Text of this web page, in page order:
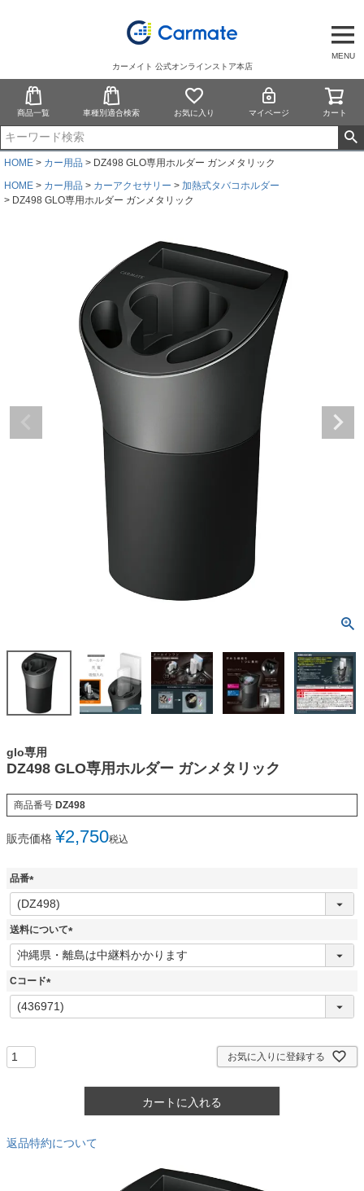
MENU
カーメイト 公式オンラインストア本店
商品一覧 車種別適合検索 お気に入り マイページ カート
HOME カー用品
DZ498 GLO専用ホルダー ガンメタリック
HOME
カー用品 カーアクセサリー
加熱式タバコホルダー
DZ498 GLO専用ホルダー ガンメタリック
glo専用
DZ498 GLO専用ホルダー ガンメタリック
商品番号 DZ498
販売価格 ¥2,750税込
品番
(
必
須
送料について
(
必
Cコード
(
必
お気に入りに登録する
カートに入れる
返品特約について